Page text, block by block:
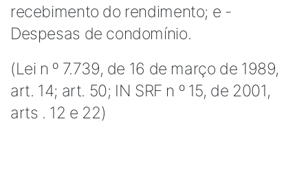
recebimento do rendimento; e -
Despesas de condomínio.
(Lei n º 7.739, de 16 de março de 1989,
art. 14; art. 50; IN SRF n º 15, de 2001,
arts . 12 e 22)